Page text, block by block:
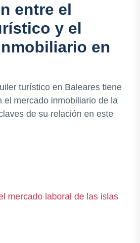
entre el
y el
en
turístico en Baleares tiene
el mercado inmobiliario de la
de su relación en este